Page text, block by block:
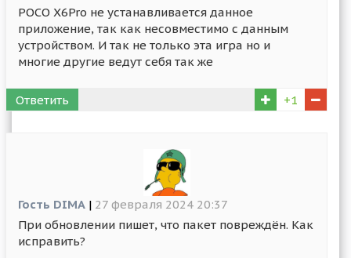
POCO X6Pro не устанавливается данное
приложение, так как несовместимо с данным
устройством. И так не только эта игра но и
многие другие ведут себя так же
Ответить +1
Гость DIMA | 27 февраля 2024 20:37
При обновлении пишет, что пакет повреждён. Как
исправить?